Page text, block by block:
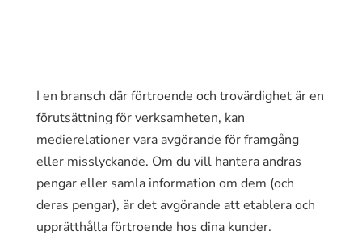
I en bransch där förtroende och trovärdighet är en
förutsättning för verksamheten, kan
medierelationer vara avgörande för framgång
eller misslyckande. Om du vill hantera andras
pengar eller samla information om dem (och
deras pengar), är det avgörande att etablera och
upprätthålla förtroende hos dina kunder.